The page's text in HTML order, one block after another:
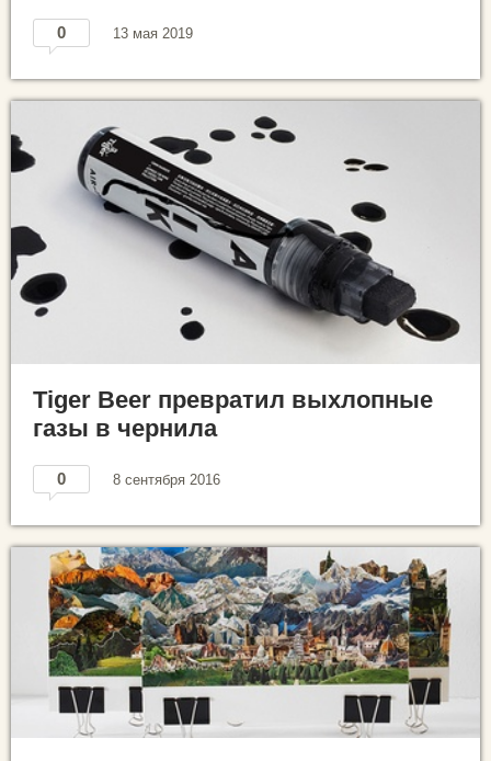
0 13 мая 2019
Tiger Beer превратил выхлопные
газы в чернила
0 8 сентября 2016